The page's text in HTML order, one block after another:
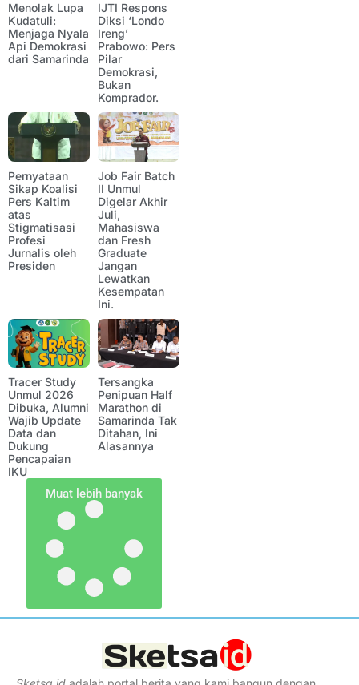
Menolak Lupa
Kudatuli:
Menjaga Nyala
Api Demokrasi
dari Samarinda
IJTI Respons
Diksi ‘Londo
Ireng’
Prabowo: Pers
Pilar
Demokrasi,
Bukan
Komprador.
Pernyataan
Sikap Koalisi
Pers Kaltim
atas
Stigmatisasi
Profesi
Jurnalis oleh
Presiden
Job Fair Batch
II Unmul
Digelar Akhir
Juli,
Mahasiswa
dan Fresh
Graduate
Jangan
Lewatkan
Kesempatan
Ini.
Tracer Study
Unmul 2026
Dibuka, Alumni
Wajib Update
Data dan
Dukung
Pencapaian
IKU
Tersangka
Penipuan Half
Marathon di
Samarinda Tak
Ditahan, Ini
Alasannya
Muat lebih banyak